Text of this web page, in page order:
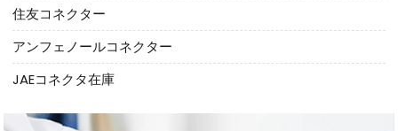
住友コネクター
アンフェノールコネクター
JAEコネクタ在庫